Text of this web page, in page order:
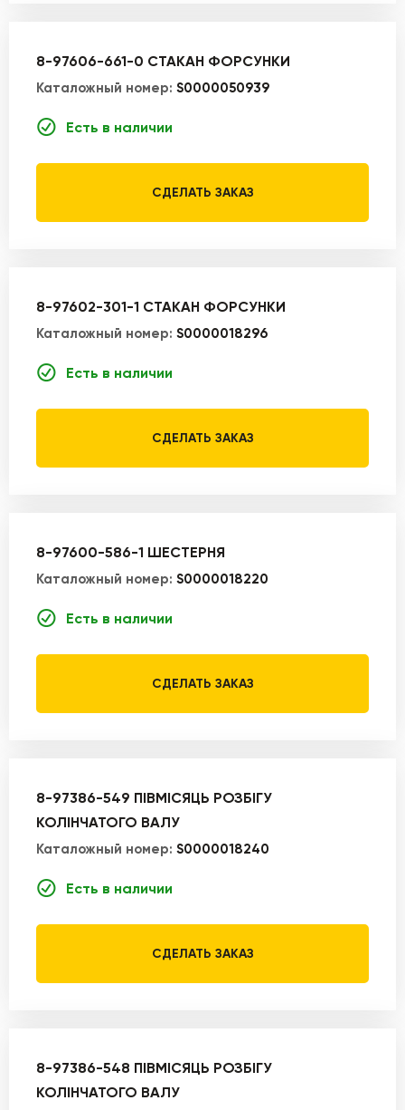
8-97606-661-0 СТАКАН ФОРСУНКИ
Каталожный номер: S0000050939
Есть в наличии
СДЕЛАТЬ ЗАКАЗ
8-97602-301-1 СТАКАН ФОРСУНКИ
Каталожный номер: S0000018296
Есть в наличии
СДЕЛАТЬ ЗАКАЗ
8-97600-586-1 ШЕСТЕРНЯ
Каталожный номер: S0000018220
Есть в наличии
СДЕЛАТЬ ЗАКАЗ
8-97386-549 ПІВМІСЯЦЬ РОЗБІГУ
КОЛІНЧАТОГО ВАЛУ
Каталожный номер: S0000018240
Есть в наличии
СДЕЛАТЬ ЗАКАЗ
8-97386-548 ПІВМІСЯЦЬ РОЗБІГУ
КОЛІНЧАТОГО ВАЛУ